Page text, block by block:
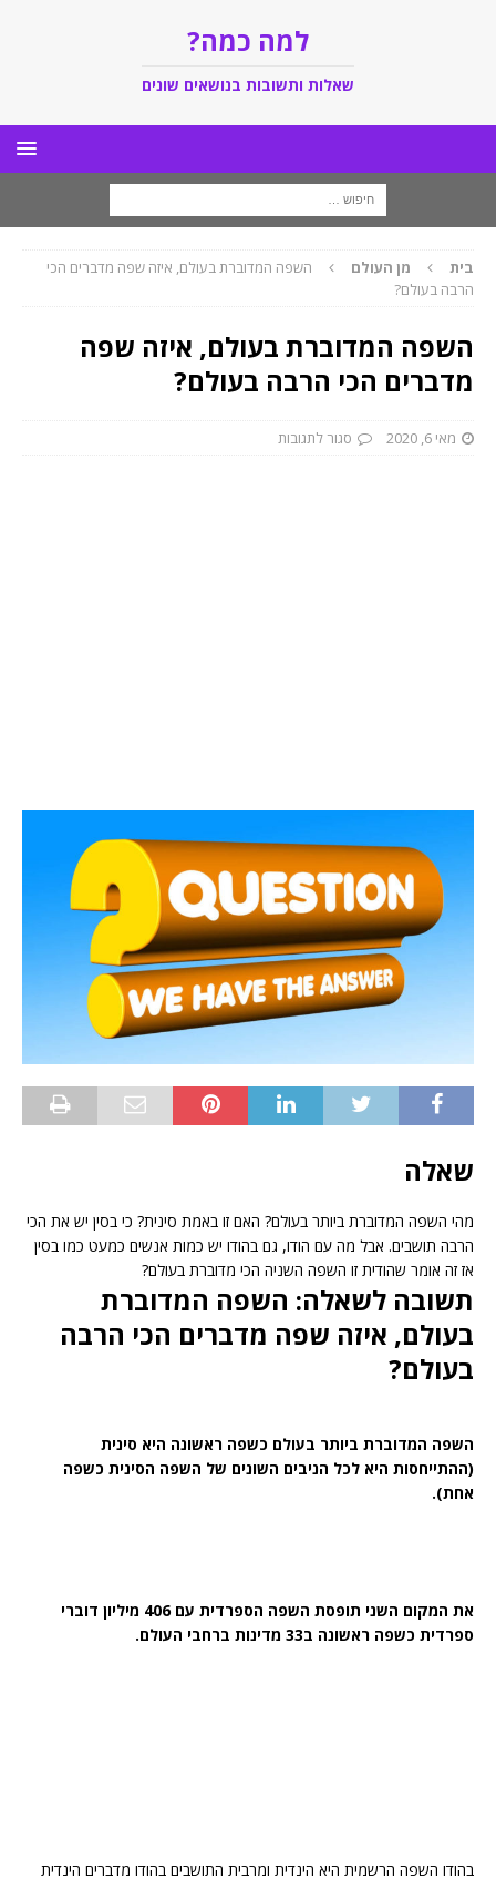
למה כמה?
שאלות ותשובות בנושאים שונים
בית מן העולם
השפה המדוברת בעולם, איזה שפה מדברים הכי
הרבה בעולם?
השפה המדוברת בעולם, איזה שפה
מדברים הכי הרבה בעולם?
מאי 6, 2020 סגור לתגובות
שאלה
מהי השפה המדוברת ביותר בעולם? האם זו באמת סינית? כי בסין יש את הכי
הרבה תושבים. אבל מה עם הודו, גם בהודו יש כמות אנשים כמעט כמו בסין
אז זה אומר שהודית זו השפה השניה הכי מדוברת בעולם?
תשובה לשאלה: השפה המדוברת
בעולם, איזה שפה מדברים הכי הרבה
בעולם?
השפה המדוברת ביותר בעולם כשפה ראשונה היא סינית
(ההתייחסות היא לכל הניבים השונים של השפה הסינית כשפה
אחת).
את המקום השני תופסת השפה הספרדית עם 406 מיליון דוברי
ספרדית כשפה ראשונה ב33 מדינות ברחבי העולם.
בהודו השפה הרשמית היא הינדית ומרבית התושבים בהודו מדברים הינדית